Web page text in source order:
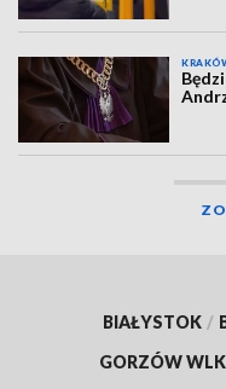
BIAŁYSTOK /
GORZÓW